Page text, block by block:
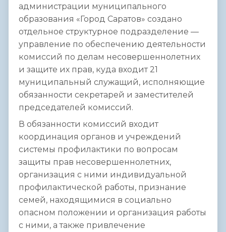
администрации муниципального
образования «Город Саратов» создано
отдельное структурное подразделение —
управление по обеспечению деятельности
комиссий по делам несовершеннолетних
и защите их прав, куда входит 21
муниципальный служащий, исполняющие
обязанности секретарей и заместителей
председателей комиссий.
В обязанности комиссий входит
координация органов и учреждений
системы профилактики по вопросам
защиты прав несовершеннолетних,
организация с ними индивидуальной
профилактической работы, признание
семей, находящимися в социально
опасном положении и организация работы
с ними, а также привлечение